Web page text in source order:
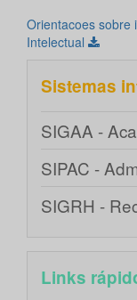
Orientacoes sobre
Intelectual
Sistemas
SIGAA -
SIPAC -
SIGRH -
Links